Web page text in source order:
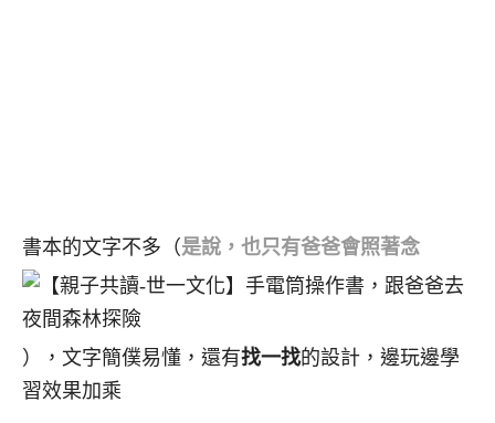
書本的文字不多（是說，也只有爸爸會照著念
），文字簡僕易懂，還有找一找的設計，邊玩邊學
習效果加乘